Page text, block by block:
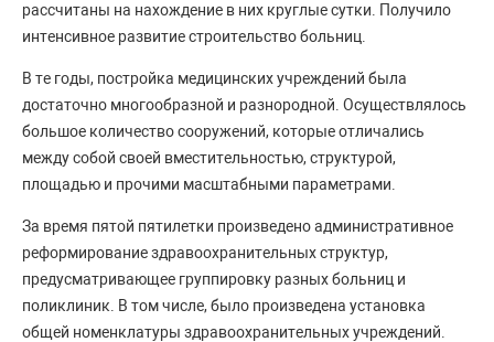
рассчитаны на нахождение в них круглые сутки. Получило
интенсивное развитие строительство больниц.
В те годы, постройка медицинских учреждений была
достаточно многообразной и разнородной. Осуществлялось
большое количество сооружений, которые отличались
между собой своей вместительностью, структурой,
площадью и прочими масштабными параметрами.
За время пятой пятилетки произведено административное
реформирование здравоохранительных структур,
предусматривающее группировку разных больниц и
поликлиник. В том числе, было произведена установка
общей номенклатуры здравоохранительных учреждений.